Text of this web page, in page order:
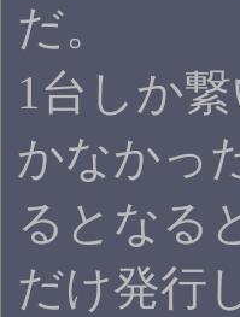
だ。
1台しか
かなかっ
るとなる
だけ発行